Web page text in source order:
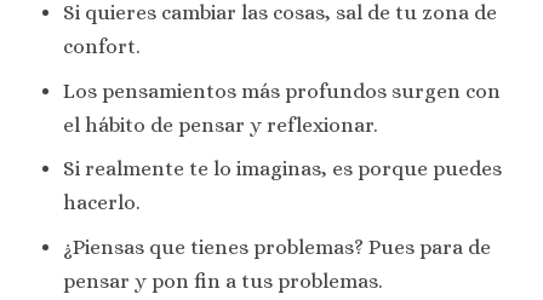
Si quieres cambiar las cosas, sal de tu zona de
confort.
Los pensamientos más profundos surgen con
el hábito de pensar y reflexionar.
Si realmente te lo imaginas, es porque puedes
hacerlo.
¿Piensas que tienes problemas? Pues para de
pensar y pon fin a tus problemas.